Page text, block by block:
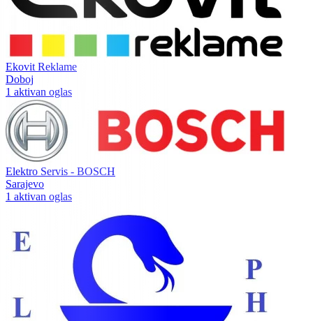
Ekovit Reklame
Doboj
1 aktivan oglas
Elektro Servis - BOSCH
Sarajevo
1 aktivan oglas